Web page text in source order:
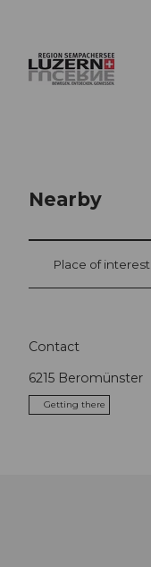
Nearby
Place of interest
Contact
6215 Beromünster
Getting there